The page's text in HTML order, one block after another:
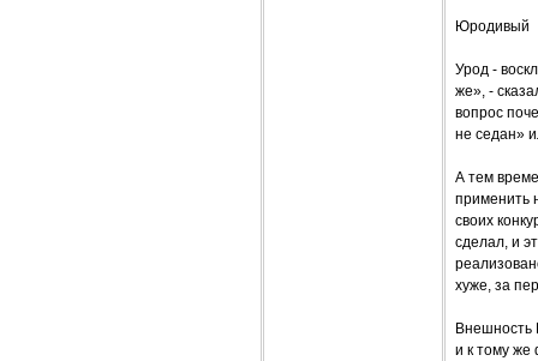
Юродивый
Урод -
же», -
вопрос
не седан»
А тем
применить
своих
сделал, и
хуже, за
Внешность
и к тому же